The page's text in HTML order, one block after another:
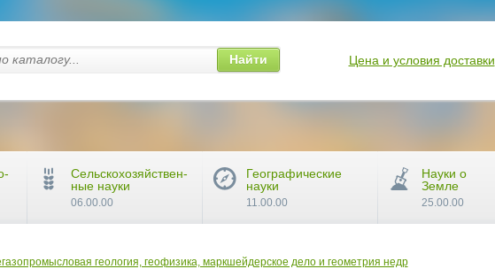
геология, геофизика, маркшейдерское дело и геометрия недр
Найти Цена и условия доставки
Сельскохозяйствен-
ные науки
06.00.00
Географические
науки
11.00.00
Науки о
Земле
25.00.00